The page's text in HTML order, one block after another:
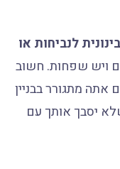
לנביחות או
ויש שפחות. חשוב
מתגורר בבניין
יסבך אותך עם